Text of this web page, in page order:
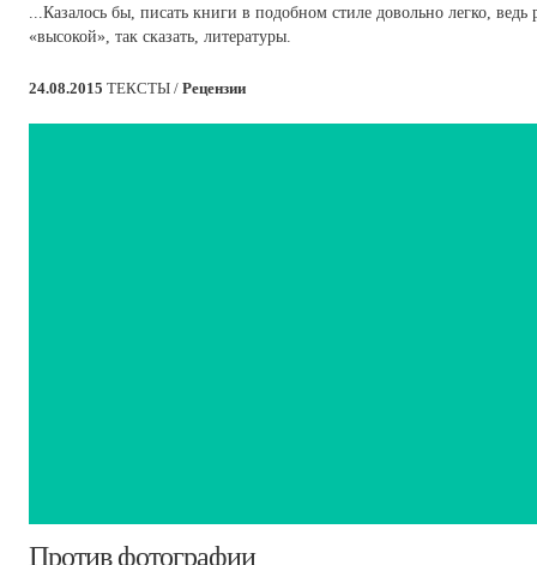
...Казалось бы, писать книги в подобном стиле довольно легко,
«высокой», так сказать, литературы.
24.08.2015 ТЕКСТЫ / Рецензии
Против фотографии